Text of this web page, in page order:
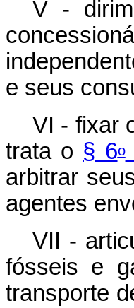
V -
e seus
VI - fixar
trata o § 6o
arbitrar
agentes
VII -
fósseis e
transporte